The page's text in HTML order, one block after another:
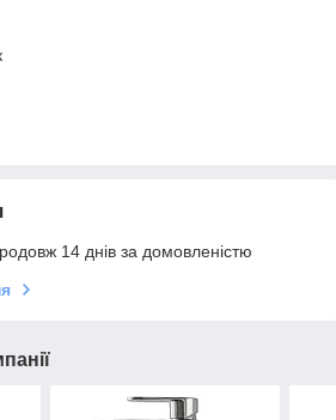
14 днів за домовленістю